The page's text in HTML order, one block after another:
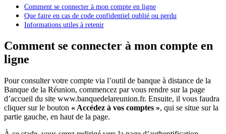
Comment se connecter à mon compte en ligne
Que faire en cas de code confidentiel oublié ou perdu
Informations utiles à retenir
Comment se connecter à mon compte en
ligne
Pour consulter votre compte via l’outil de banque à distance de la
Banque de la Réunion, commencez par vous rendre sur la page
d’accueil du site www.banquedelareunion.fr. Ensuite, il vous faudra
cliquer sur le bouton « Accédez à vos comptes », qui se situe sur la
partie gauche, en haut de la page.